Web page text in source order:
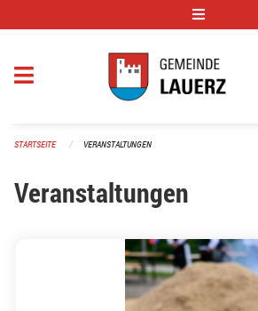
STARTSEITE VERANSTALTUNGEN
Veranstaltungen